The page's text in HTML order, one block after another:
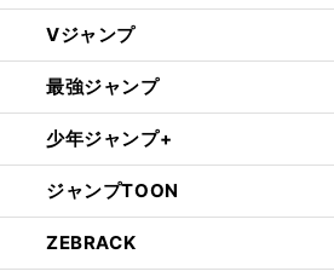
Vジャンプ
最強ジャンプ
少年ジャンプ+
ジャンプTOON
ZEBRACK